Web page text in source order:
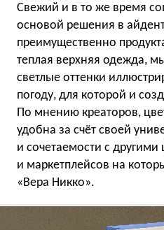
Свежий и в то же время
основой решения в
преимущественно
теплая верхняя одежда,
светлые оттенки
погоду, для которой и
По мнению креаторов,
удобна за счёт своей
и сочетаемости с
и маркетплейсов на
«Вера Никко».